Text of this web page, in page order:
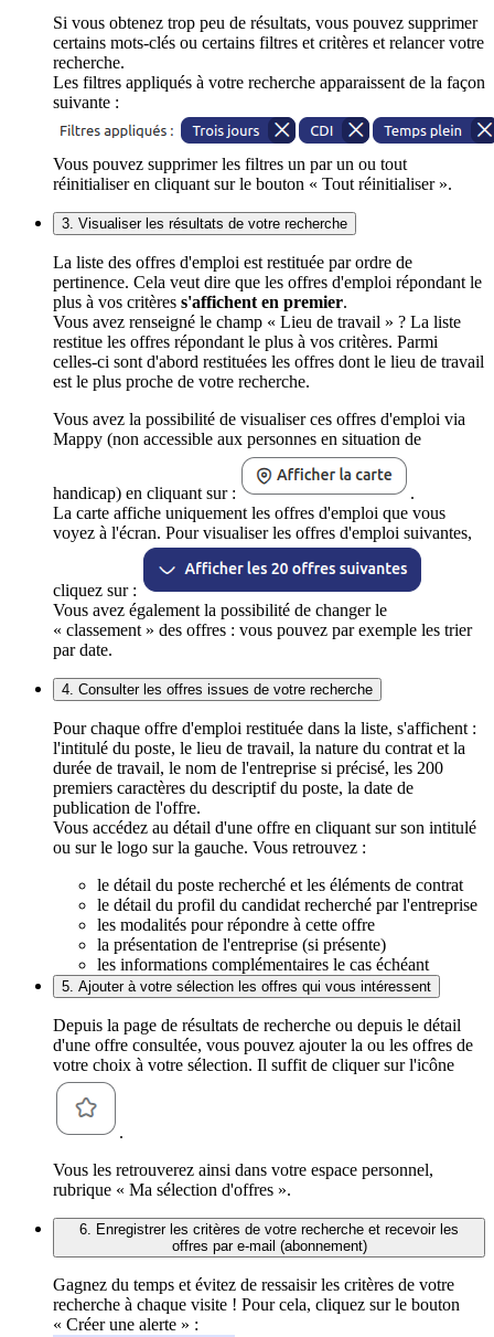
Si vous obtenez trop peu de résultats, vous pouvez supprimer
certains mots-clés ou certains filtres et critères et relancer votre
recherche.
Les filtres appliqués à votre recherche apparaissent de la façon
suivante :
Vous pouvez supprimer les filtres un par un ou tout
réinitialiser en cliquant sur le bouton « Tout réinitialiser ».
3. Visualiser les résultats de votre recherche
La liste des offres d'emploi est restituée par ordre de
pertinence. Cela veut dire que les offres d'emploi répondant le
plus à vos critères s'affichent en premier.
Vous avez renseigné le champ « Lieu de travail » ? La liste
restitue les offres répondant le plus à vos critères. Parmi
celles-ci sont d'abord restituées les offres dont le lieu de travail
est le plus proche de votre recherche.
Vous avez la possibilité de visualiser ces offres d'emploi via
Mappy (non accessible aux personnes en situation de
handicap) en cliquant sur :
.
La carte affiche uniquement les offres d'emploi que vous
voyez à l'écran. Pour visualiser les offres d'emploi suivantes,
cliquez sur :
Vous avez également la possibilité de changer le
« classement » des offres : vous pouvez par exemple les trier
par date.
4. Consulter les offres issues de votre recherche
Pour chaque offre d'emploi restituée dans la liste, s'affichent :
l'intitulé du poste, le lieu de travail, la nature du contrat et la
durée de travail, le nom de l'entreprise si précisé, les 200
premiers caractères du descriptif du poste, la date de
publication de l'offre.
Vous accédez au détail d'une offre en cliquant sur son intitulé
ou sur le logo sur la gauche. Vous retrouvez :
le détail du poste recherché et les éléments de contrat
le détail du profil du candidat recherché par l'entreprise
les modalités pour répondre à cette offre
la présentation de l'entreprise (si présente)
les informations complémentaires le cas échéant
5. Ajouter à votre sélection les offres qui vous intéressent
Depuis la page de résultats de recherche ou depuis le détail
d'une offre consultée, vous pouvez ajouter la ou les offres de
votre choix à votre sélection. Il suffit de cliquer sur l'icône
.
Vous les retrouverez ainsi dans votre espace personnel,
rubrique « Ma sélection d'offres ».
6. Enregistrer les critères de votre recherche et recevoir les
offres par e-mail (abonnement)
Gagnez du temps et évitez de ressaisir les critères de votre
recherche à chaque visite ! Pour cela, cliquez sur le bouton
« Créer une alerte » :